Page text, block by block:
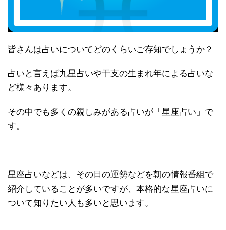
皆さんは占いについてどのくらいご存知でしょうか？
占いと言えば九星占いや干支の生まれ年による占いな
ど様々あります。
その中でも多くの親しみがある占いが「星座占い」で
す。
星座占いなどは、その日の運勢などを朝の情報番組で
紹介していることが多いですが、本格的な星座占いに
ついて知りたい人も多いと思います。